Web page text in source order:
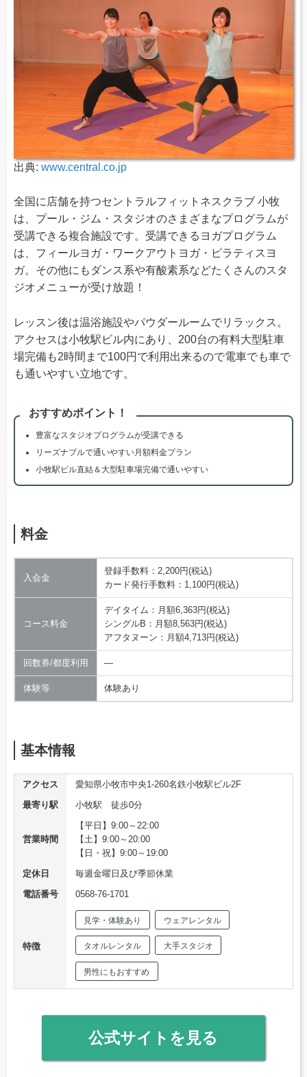
出典: www.central.co.jp
全国に店舗を持つセントラルフィットネスクラブ 小牧
は、プール・ジム・スタジオのさまざまなプログラムが
受講できる複合施設です。受講できるヨガプログラム
は、フィールヨガ・ワークアウトヨガ・ピラティスヨ
ガ。その他にもダンス系や有酸素系などたくさんのスタ
ジオメニューが受け放題！
レッスン後は温浴施設やパウダールームでリラックス。
アクセスは小牧駅ビル内にあり、200台の有料大型駐車
場完備も2時間まで100円で利用出来るので電車でも車で
も通いやすい立地です。
おすすめポイント！
豊富なスタジオプログラムが受講できる
リーズナブルで通いやすい月額料金プラン
小牧駅ビル直結＆大型駐車場完備で通いやすい
料金
入会金
登録手数料：2,200円(税込)
カード発行手数料：1,100円(税込)
コース料金
デイタイム：月額6,363円(税込)
シングルB：月額8,563円(税込)
アフタヌーン：月額4,713円(税込)
回数券/都度利用 ―
体験等 体験あり
基本情報
アクセス
愛知県小牧市中央1-260名鉄小牧駅ビル2F
最寄り駅
小牧駅 徒歩0分
営業時間
【平日】9:00～22:00
【土】9:00～20:00
【日・祝】9:00～19:00
定休日
毎週金曜日及び季節休業
電話番号
0568-76-1701
特徴
見学・体験あり ウェアレンタル
タオルレンタル 大手スタジオ
男性にもおすすめ
公式サイトを見る